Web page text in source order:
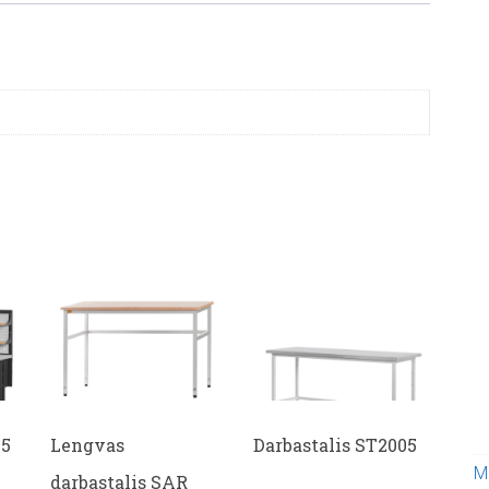
Lengvas
darbastalis SAR
Darbastalis ST2005